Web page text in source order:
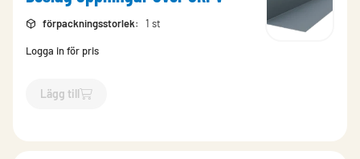
förpackningsstorlek: 1 st
Logga in för pris
Lägg till
`$Lägg till